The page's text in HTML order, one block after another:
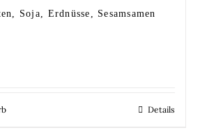
Soja, Erdnüsse, Sesamsamen
Details